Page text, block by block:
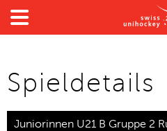

Spieldetails
Juniorinnen U21 B Gruppe 2